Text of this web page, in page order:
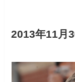
2013年11月